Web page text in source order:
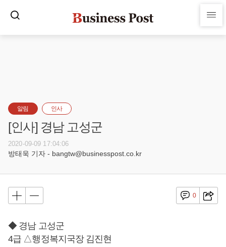
알림 인사
[인사] 경남 고성군
2020-09-09 17:04:06
방태욱 기자 - bangtw@businesspost.co.kr
0
◆ 경남 고성군
4급 △행정복지국장 김진현